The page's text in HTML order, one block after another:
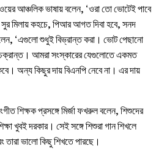
আঞ্চলিক ভাষায় বলেন, ‘ওরা তো ভোটেই পাবে
সুর মিলায় কহচে, পিআর আগত দিবা হবে, সনদ
‘এগুলো শুধুই বিভ্রান্ত করা। ভোট পেছানো
আমরা সংস্কারের যেগুলোতে একমত
অন্য কিছুর দায় বিএনপি নেবে না। এর দায়
শিক্ষক প্রসঙ্গে মির্জা ফখরুল বলেন, শিশুদের
খুবই দরকার। সেই সঙ্গে শিশুরা গান শিখলে
ভালো কিছু শিখতে পারছে।